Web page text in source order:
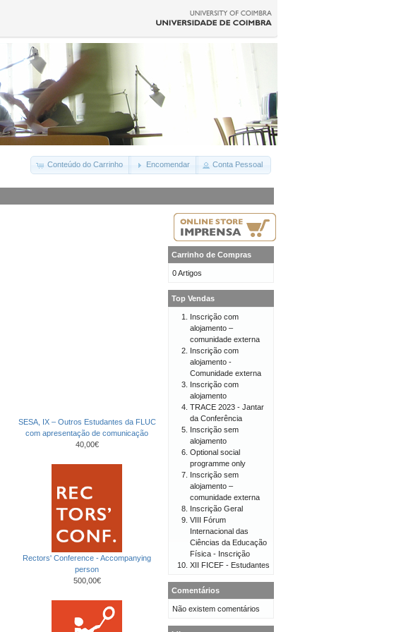
Conteúdo do Carrinho Encomendar Conta Pessoal
SESA, IX – Outros Estudantes da FLUC
com apresentação de comunicação
40,00€
Rectors' Conference - Accompanying
person
500,00€
Carrinho de Compras
0 Artigos
Top Vendas
Inscrição com
alojamento –
comunidade externa
Inscrição com
alojamento -
Comunidade externa
Inscrição com
alojamento
TRACE 2023 - Jantar
da Conferência
Inscrição sem
alojamento
Optional social
programme only
Inscrição sem
alojamento –
comunidade externa
Inscrição Geral
VIII Fórum
Internacional das
Ciências da Educação
Física - Inscrição
XII FICEF - Estudantes
Comentários
Não existem comentários